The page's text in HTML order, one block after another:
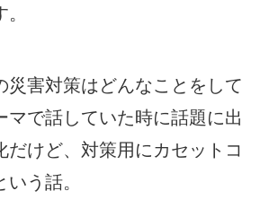
災害対策はどんなことをして
マで話していた時に話題に出
だけど、対策用にカセットコ
う話。